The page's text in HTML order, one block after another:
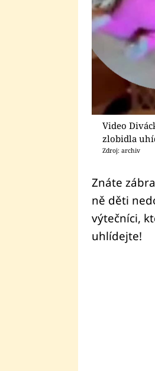
Video
zlobidla
Zdroj: archiv
Znáte
ně děti
výtečníci,
uhlídejte!